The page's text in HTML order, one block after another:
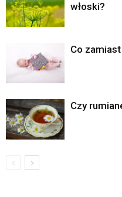
włoski?
Co
Czy